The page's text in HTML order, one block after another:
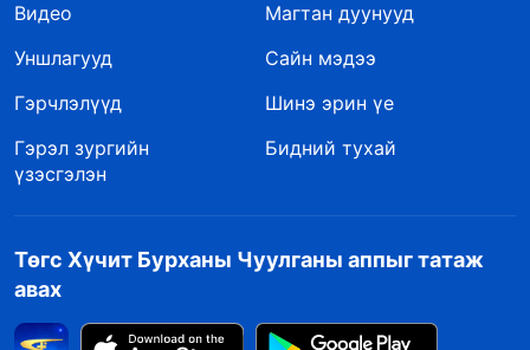
Видео
Магтан дуунууд
Уншлагууд
Сайн мэдээ
Гэрчлэлүүд
Шинэ эрин үе
Гэрэл зургийн
үзэсгэлэн
Бидний тухай
Төгс Хүчит Бурханы Чуулганы аппыг татаж
авах